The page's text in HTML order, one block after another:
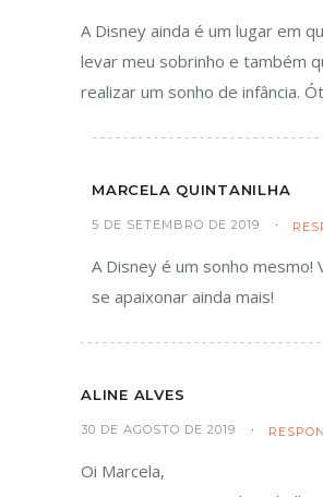
A Disney ainda é um lugar em
levar meu sobrinho e também
realizar um sonho de infância.
MARCELA QUINTANILHA
5 DE SETEMBRO DE 2019
A Disney é um sonho mesmo!
se apaixonar ainda mais!
ALINE ALVES
30 DE AGOSTO DE 2019
Oi Marcela,